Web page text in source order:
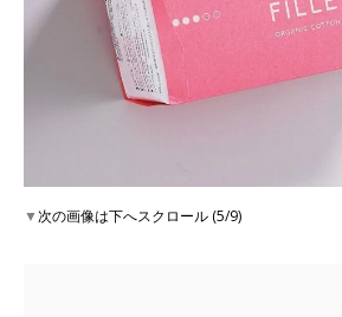
▼次の画像は下へスクロール (5/9)